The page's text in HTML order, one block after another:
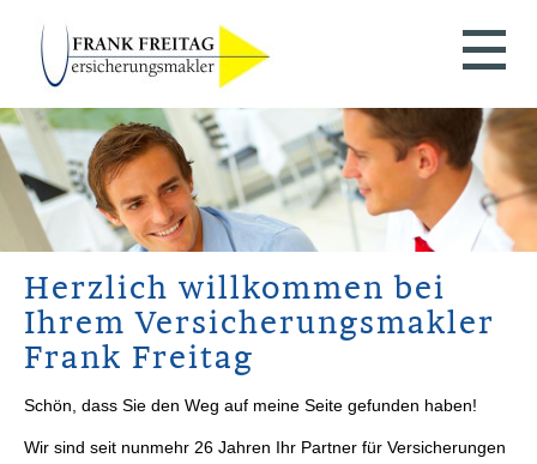
Herzlich willkommen bei
Ihrem Ver­sicherungs­makler
Frank Freitag
Schön, dass Sie den Weg auf meine Seite gefunden haben!
Wir sind seit nunmehr 26 Jahren Ihr Partner für Versicherungen